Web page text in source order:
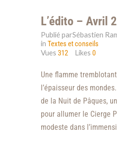
L’édito – Avril
Publié parSébastien
in Textes et conseils
Vues 312 Likes0
Une flamme
l’épaisseur des
de la Nuit de Pâques,
pour allumer le Cierge
modeste dans